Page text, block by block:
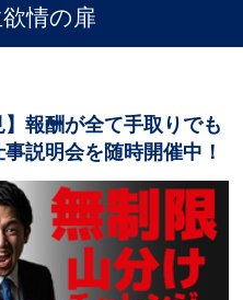
情の扉
】報酬が全て手取りでも
説明会を随時開催中！